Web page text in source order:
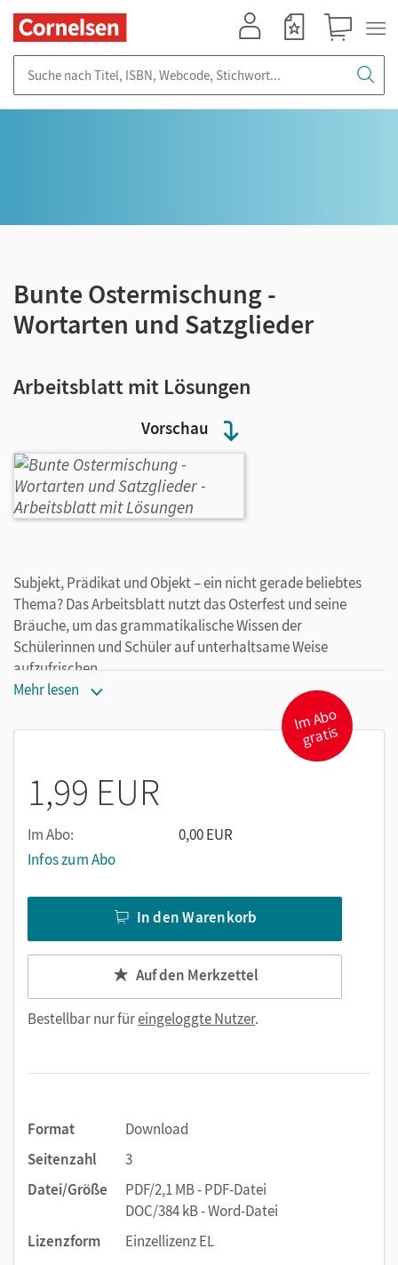
Vorschau
Bunte Ostermischung -
Wortarten und Satzglieder
Arbeitsblatt mit Lösungen
Subjekt, Prädikat und Objekt – ein nicht gerade beliebtes
Thema? Das Arbeitsblatt nutzt das Osterfest und seine
Bräuche, um das grammatikalische Wissen der
Schülerinnen und Schüler auf unterhaltsame Weise
aufzufrischen.
Mehr lesen
I
m
A
b
o
gr
atis
1,99 EUR
Im Abo:
0,00 EUR
Infos zum Abo
In den Warenkorb
Auf den Merkzettel
Bestellbar nur füreingeloggte Nutzer.
Format
Download
Seitenzahl
3
Datei/Größe
PDF/2,1 MB - PDF-Datei
DOC/384 kB - Word-Datei
Lizenzform
Einzellizenz EL